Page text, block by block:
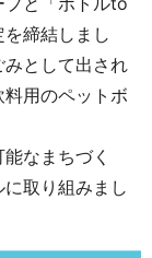
締結しまし
として出され
用のペットボ
なまちづく
取り組みまし